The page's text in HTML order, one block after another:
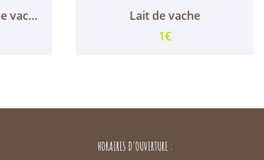
Yaourt au lait entier de vache framboise
Lait de vache
1€
HORAIRES D'OUVERTURE :